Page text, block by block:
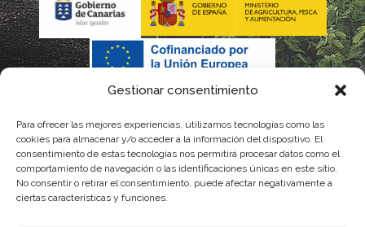
Gestionar consentimiento
Para ofrecer las mejores experiencias, utilizamos tecnologías como las
cookies para almacenar y/o acceder a la información del dispositivo. El
consentimiento de estas tecnologías nos permitirá procesar datos como el
comportamiento de navegación o las identificaciones únicas en este sitio.
No consentir o retirar el consentimiento, puede afectar negativamente a
ciertas características y funciones.
La gestión de la DOP Lanzarote realizada por este Consejo Regulador es financiada,